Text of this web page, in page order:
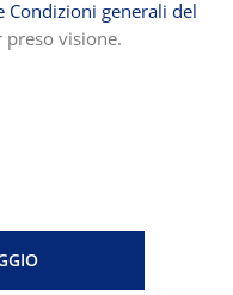
Condizioni generali del
visione.